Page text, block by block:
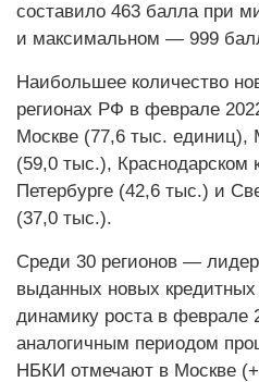
составило 463 балла при
и максимальном — 999
Наибольшее количество
регионах РФ в феврале
Москве (77,6 тыс. единиц),
(59,0 тыс.), Краснодарском
Петербурге (42,6 тыс.) и
(37,0 тыс.).
Среди 30 регионов —
выданных новых
динамику роста в феврале
аналогичным периодом
НБКИ отмечают в Москве